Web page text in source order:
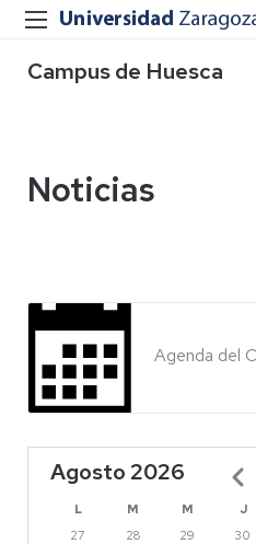
Campus de Huesca
Noticias
Agenda del
Agosto 2026
L M M J
27
28 29 30